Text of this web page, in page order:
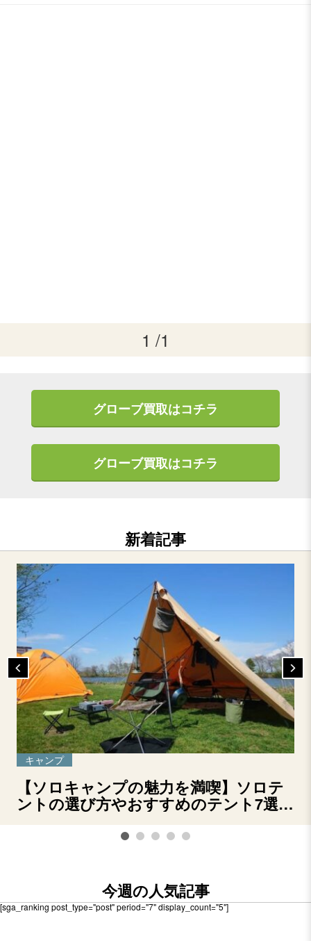
1 /1
グローブ買取はコチラ
グローブ買取はコチラ
新着記事
キャンプ
【ソロキャンプの魅力を満喫】ソロテ
ントの選び方やおすすめのテント7選を
今週の人気記事
[sga_ranking post_type="post" period="7" display_count="5"]